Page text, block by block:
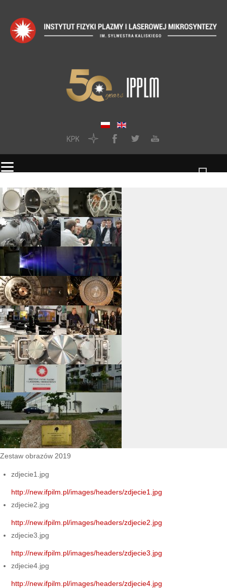
Zestaw obrazów 2019
zdjecie1.jpg
http://new.ifpilm.pl/images/headers/zdjecie1.jpg
zdjecie2.jpg
http://new.ifpilm.pl/images/headers/zdjecie2.jpg
zdjecie3.jpg
http://new.ifpilm.pl/images/headers/zdjecie3.jpg
zdjecie4.jpg
http://new.ifpilm.pl/images/headers/zdjecie4.jpg